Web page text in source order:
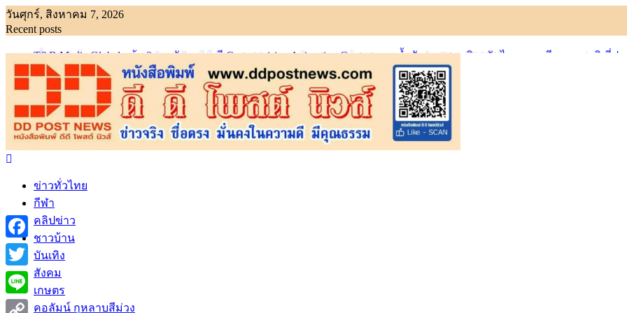
Skip
to
content
วันศุกร์, สิงหาคม 7, 2026
Recent posts
T&B Media Global คว้า 2 รางวัลจากเวที Cartoonvision Animation Contest ตอกย้ำศักยภาพแอนิเมชันไทยบนเวทีนานาชาติ ที่ปร
เบื้องหลังโภชนาการของนักล่าฝัน ซีพีเอฟ เผย 10 เมนูสุดฮิต ตลอดเส้นทางการแข่งขัน True AF 2026 :
ข่าวทั่วไทย
กีฬา
คลิปข่าว
ชาวบ้าน
บันเทิง
สังคม
เกษตร
คอลัมน์ กุหลาบสีม่วง
Facebook
Twitter
Line